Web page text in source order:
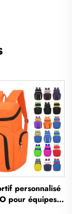
personnalisé
pour équipes,